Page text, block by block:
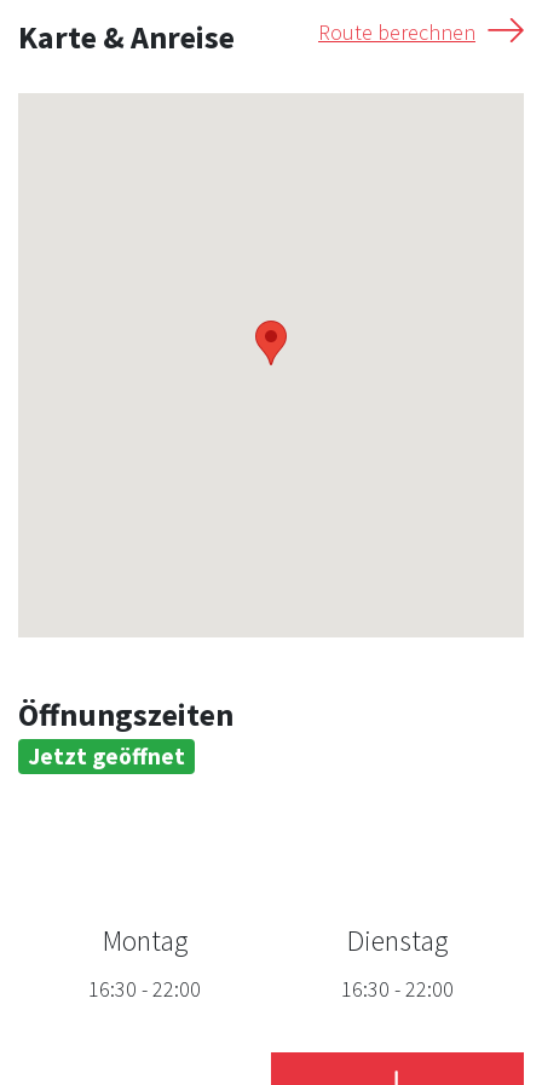
Karte & Anreise Route berechnen
Öffnungszeiten
Jetzt geöffnet
Montag
16:30 -22:00
Dienstag
16:30 -22:00